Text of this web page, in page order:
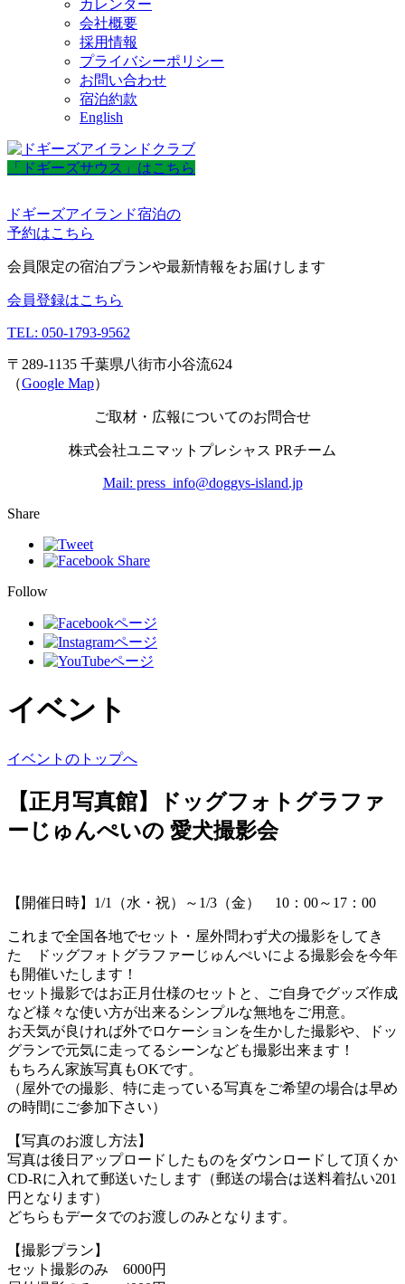
カレンダー
会社概要
採用情報
プライバシーポリシー
お問い合わせ
宿泊約款
English
「ドギーズサウス」はこちら
ドギーズアイランド宿泊の
予約はこちら
会員限定の宿泊プランや最新情報をお届けします
会員登録はこちら
TEL: 050-1793-9562
〒289-1135 千葉県八街市小谷流624
（Google Map）
ご取材・広報についてのお問合せ
株式会社ユニマットプレシャス PRチーム
Mail: press_info@doggys-island.jp
Share
Follow
イベント
イベントのトップへ
【正月写真館】ドッグフォトグラファ
ーじゅんぺいの 愛犬撮影会
【開催日時】1/1（水・祝）～1/3（金） 10：00～17：00
これまで全国各地でセット・屋外問わず犬の撮影をしてき
た ドッグフォトグラファーじゅんぺいによる撮影会を今年
も開催いたします！
セット撮影ではお正月仕様のセットと、ご自身でグッズ作成
など様々な使い方が出来るシンプルな無地をご用意。
お天気が良ければ外でロケーションを生かした撮影や、ドッ
グランで元気に走ってるシーンなども撮影出来ます！
もちろん家族写真もOKです。
（屋外での撮影、特に走っている写真をご希望の場合は早め
の時間にご参加下さい）
【写真のお渡し方法】
写真は後日アップロードしたものをダウンロードして頂くか
CD-Rに入れて郵送いたします（郵送の場合は送料着払い201
円となります）
どちらもデータでのお渡しのみとなります。
【撮影プラン】
セット撮影のみ 6000円